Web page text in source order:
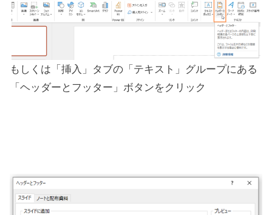
もしくは「挿入」タブの「テキスト」グループにある
「ヘッダーとフッター」ボタンをクリック